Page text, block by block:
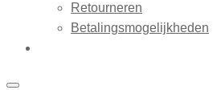
Retourneren
Betalingsmogelijkheden